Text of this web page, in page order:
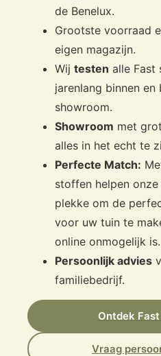
de Benelux.
Grootste voorraad
eigen magazijn.
Wij testen alle Fast
jarenlang binnen en
showroom.
Showroom met
alles in het echt te
Perfecte Match:
stoffen helpen
plekke om de
voor uw tuin te
online onmogelijk is.
Persoonlijk advies
familiebedrijf.
Ontdek
Vraag